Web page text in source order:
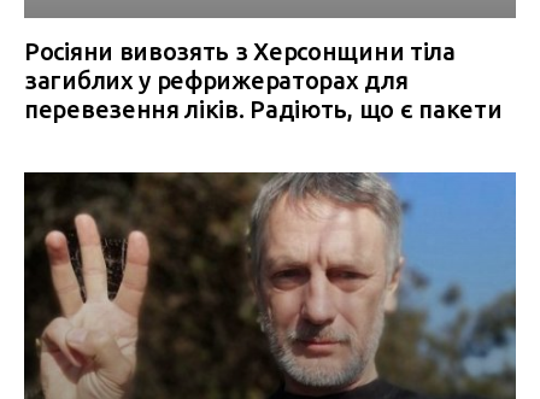
Росіяни вивозять з Херсонщини тіла
загиблих у рефрижераторах для
перевезення ліків. Радіють, що є пакети